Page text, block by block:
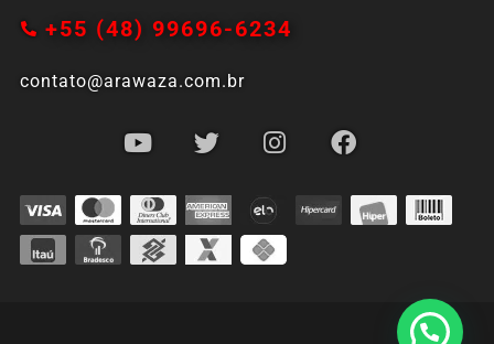
+55 (48) 99696-6234
contato@arawaza.com.br